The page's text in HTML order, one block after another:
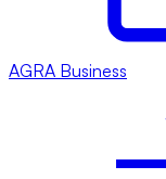
AGRA Business